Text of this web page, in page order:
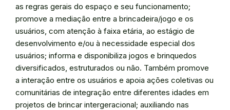
as regras gerais do espaço e seu funcionamento;
promove a mediação entre a brincadeira/jogo e os
usuários, com atenção à faixa etária, ao estágio de
desenvolvimento e/ou à necessidade especial dos
usuários; informa e disponibiliza jogos e brinquedos
diversificados, estruturados ou não. Também promove
a interação entre os usuários e apoia ações coletivas ou
comunitárias de integração entre diferentes idades em
projetos de brincar intergeracional; auxiliando nas